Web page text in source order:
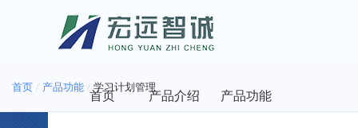
首页 产品介绍 产品功能
首页 / 产品功能 / 学习计划管理